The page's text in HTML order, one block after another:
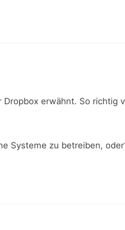
erwähnt. So richtig
Systeme zu betreiben,